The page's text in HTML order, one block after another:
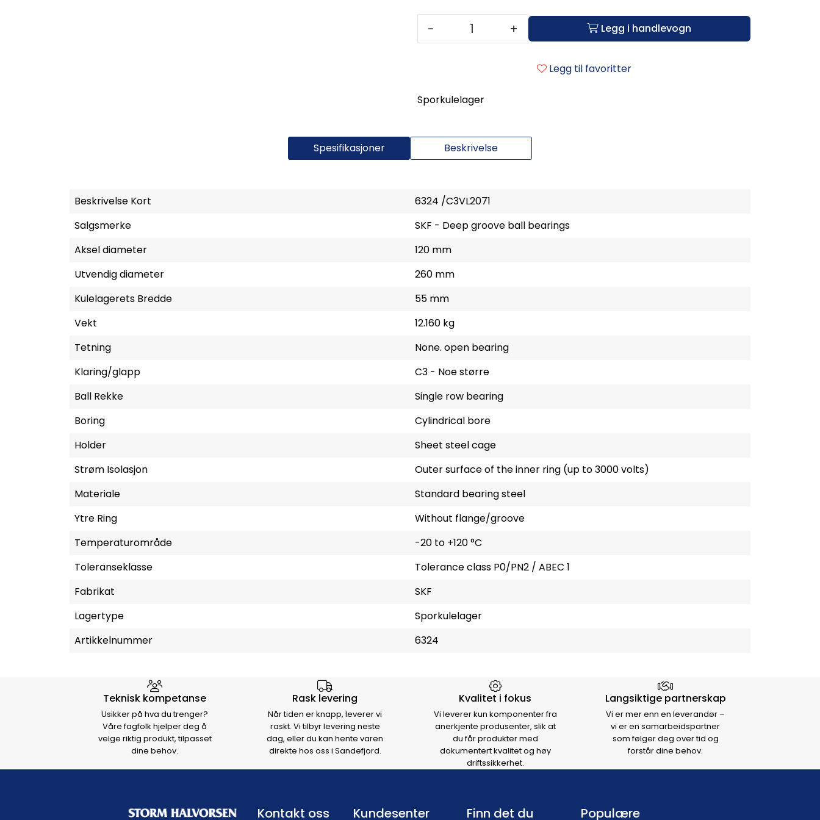
- + Legg i handlevogn
Legg til favoritter
Sporkulelager
Spesifikasjoner Beskrivelse
Beskrivelse Kort
6324 /C3VL2071
Salgsmerke
SKF - Deep groove ball bearings
Aksel diameter
120 mm
Utvendig diameter
260 mm
Kulelagerets Bredde
55 mm
Vekt
12.160 kg
Tetning
None. open bearing
Klaring/glapp
C3 - Noe større
Ball Rekke
Single row bearing
Boring
Cylindrical bore
Holder
Sheet steel cage
Strøm Isolasjon
Outer surface of the inner ring (up to 3000 volts)
Materiale
Standard bearing steel
Ytre Ring
Without flange/groove
Temperaturområde
-20 to +120 °C
Toleranseklasse
Tolerance class P0/PN2 / ABEC 1
Fabrikat
SKF
Lagertype
Sporkulelager
Artikkelnummer
6324
Hvorfor velge Storm Halvorsen
Teknisk kompetanse
Usikker på hva du trenger?
Våre fagfolk hjelper deg å
velge riktig produkt, tilpasset
dine behov.
Rask levering
Når tiden er knapp, leverer vi
raskt. Vi tilbyr levering neste
dag, eller du kan hente varen
direkte hos oss i Sandefjord.
Kvalitet i fokus
Vi leverer kun komponenter fra
anerkjente produsenter, slik at
du får produkter med
dokumentert kvalitet og høy
driftssikkerhet.
Langsiktige partnerskap
Vi er mer enn en leverandør –
vi er en samarbeidspartner
som følger deg over tid og
forstår dine behov.
Footer navigation
Kontakt oss Kundesenter
Finn det du
Populære